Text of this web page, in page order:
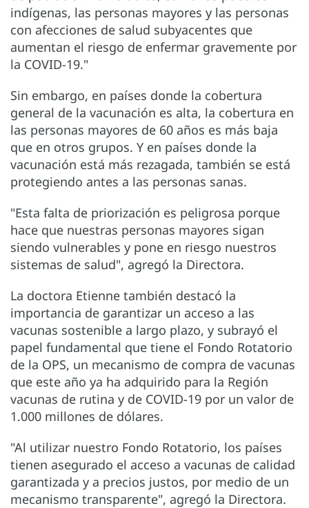
indígenas, las personas mayores y las personas
con afecciones de salud subyacentes que
aumentan el riesgo de enfermar gravemente por
la COVID-19."
Sin embargo, en países donde la cobertura
general de la vacunación es alta, la cobertura en
las personas mayores de 60 años es más baja
que en otros grupos. Y en países donde la
vacunación está más rezagada, también se está
protegiendo antes a las personas sanas.
"Esta falta de priorización es peligrosa porque
hace que nuestras personas mayores sigan
siendo vulnerables y pone en riesgo nuestros
sistemas de salud", agregó la Directora.
La doctora Etienne también destacó la
importancia de garantizar un acceso a las
vacunas sostenible a largo plazo, y subrayó el
papel fundamental que tiene el Fondo Rotatorio
de la OPS, un mecanismo de compra de vacunas
que este año ya ha adquirido para la Región
vacunas de rutina y de COVID-19 por un valor de
1.000 millones de dólares.
"Al utilizar nuestro Fondo Rotatorio, los países
tienen asegurado el acceso a vacunas de calidad
garantizada y a precios justos, por medio de un
mecanismo transparente", agregó la Directora.